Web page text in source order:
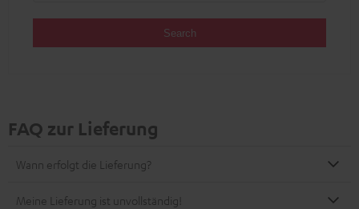
Search
FAQ zur Lieferung
Wann erfolgt die Lieferung?
Meine Lieferung ist unvollständig!